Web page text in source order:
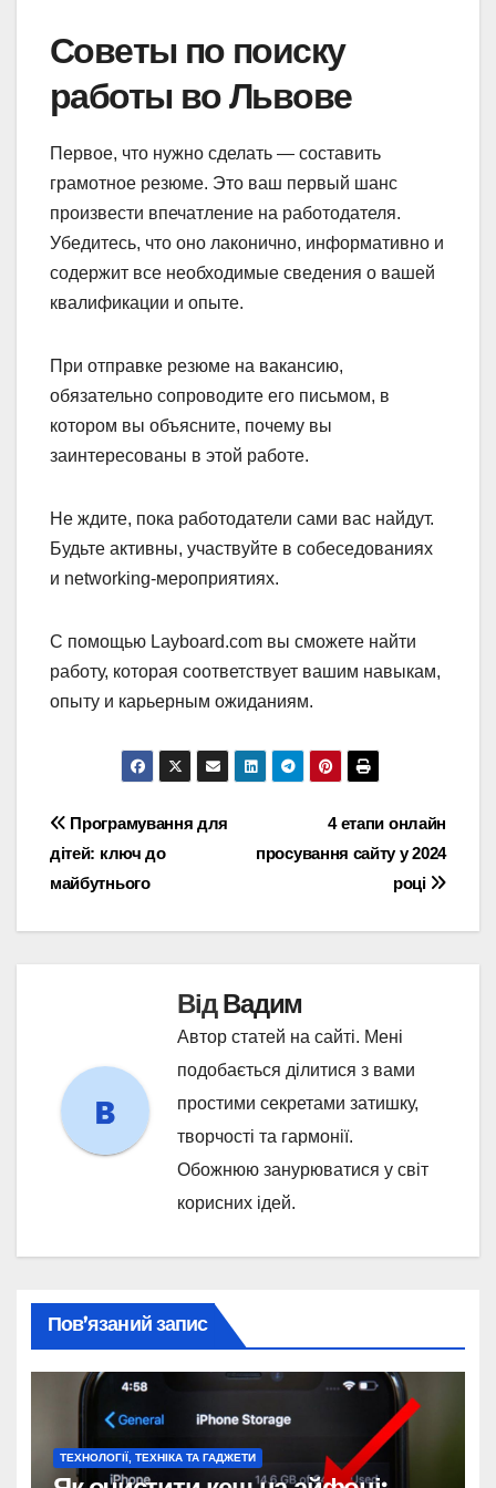
Советы по поиску
работы во Львове
Первое, что нужно сделать — составить
грамотное резюме. Это ваш первый шанс
произвести впечатление на работодателя.
Убедитесь, что оно лаконично, информативно и
содержит все необходимые сведения о вашей
квалификации и опыте.
При отправке резюме на вакансию,
обязательно сопроводите его письмом, в
котором вы объясните, почему вы
заинтересованы в этой работе.
Не ждите, пока работодатели сами вас найдут.
Будьте активны, участвуйте в собеседованиях
и networking-мероприятиях.
С помощью Layboard.com вы сможете найти
работу, которая соответствует вашим навыкам,
опыту и карьерным ожиданиям.
Навігація
записів
4 етапи онлайн
просування сайту у 2024
році
Програмування для
дітей: ключ до
майбутнього
ВідВадим
Автор статей на сайті. Мені
подобається ділитися з вами
простими секретами затишку,
творчості та гармонії.
Обожнюю занурюватися у світ
корисних ідей.
Пов’язаний запис
ТЕХНОЛОГІЇ, ТЕХНІКА ТА ГАДЖЕТИ